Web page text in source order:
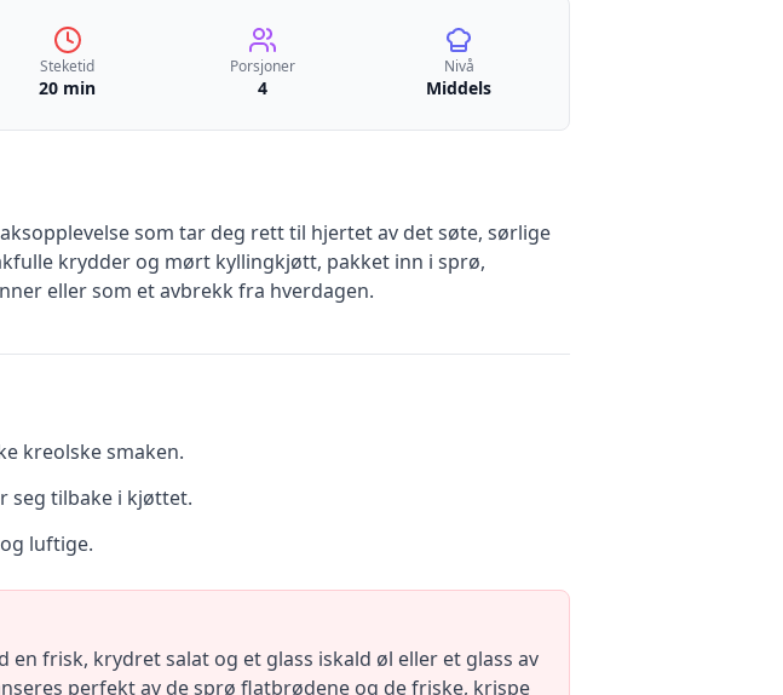
Steketid
20 min
Porsjoner
4
Nivå
Middels
som tar deg rett til hjertet av det søte, sørlige
krydder og mørt kyllingkjøtt, pakket inn i sprø,
eller som et avbrekk fra hverdagen.
kreolske smaken.
seg tilbake i kjøttet.
luftige.
frisk, krydret salat og et glass iskald øl eller et glass av
perfekt av de sprø flatbrødene og de friske, krispe